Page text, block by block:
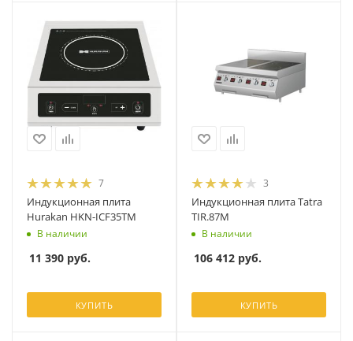
7
Индукционная плита
Hurakan HKN-ICF35TM
В наличии
11 390 руб.
КУПИТЬ
3
Индукционная плита Tatra
TIR.87M
В наличии
106 412 руб.
КУПИТЬ